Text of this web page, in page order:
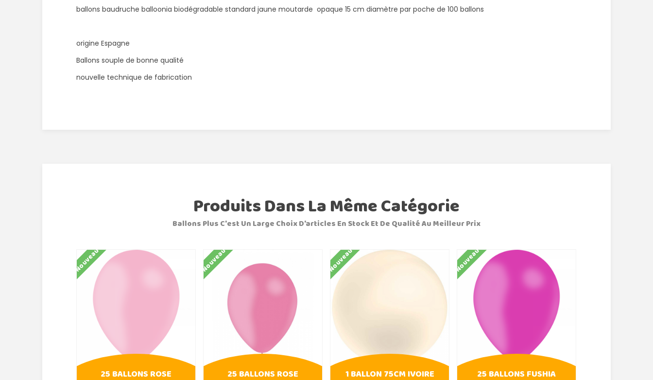
ballons baudruche balloonia biodégradable standard jaune moutarde opaque 15 cm diamètre par poche de 100 ballons
origine Espagne
Ballons souple de bonne qualité
nouvelle technique de fabrication
Produits Dans La Même Catégorie
Ballons Plus C'est Un Large Choix D'articles En Stock Et De Qualité Au Meilleur Prix
Nouveau
25 BALLONS ROSE
Nouveau
25 BALLONS ROSE
Nouveau
1 BALLON 75CM IVOIRE
Nouveau
25 BALLONS FUSHIA